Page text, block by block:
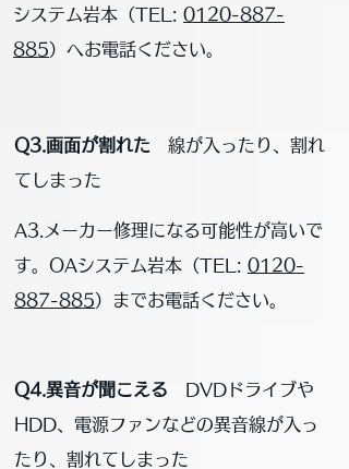
システム岩本（TEL: 0120-887-
885）へお電話ください。
Q3.画面が割れた 線が入ったり、割れ
てしまった
A3.メーカー修理になる可能性が高いで
す。OAシステム岩本（TEL: 0120-
887-885）までお電話ください。
Q4.異音が聞こえる DVDドライブや
HDD、電源ファンなどの異音線が入っ
たり、割れてしまった